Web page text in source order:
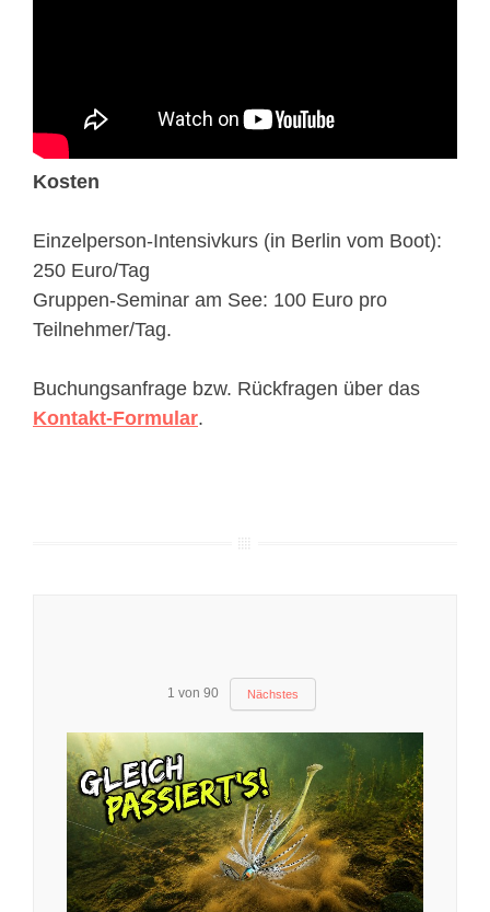
Kosten
Einzelperson-Intensivkurs (in Berlin vom Boot):
250 Euro/Tag
Gruppen-Seminar am See: 100 Euro pro
Teilnehmer/Tag.
Buchungsanfrage bzw. Rückfragen über das
Kontakt-Formular.
1 von 90 Nächstes